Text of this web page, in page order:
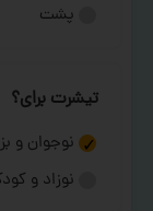
پشت
تیشرت برای؟
نوجوان و
نوزاد و